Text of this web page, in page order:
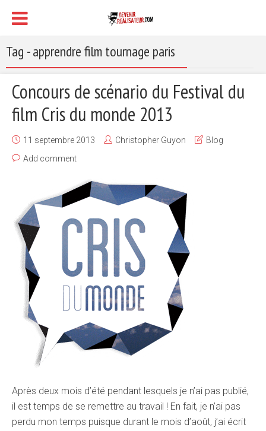
Tag - apprendre film tournage paris
Concours de scénario du Festival du
film Cris du monde 2013
11 septembre 2013 Christopher Guyon
Blog
Add comment
Après deux mois d’été pendant lesquels je n’ai pas publié,
il est temps de se remettre au travail ! En fait, je n’ai pas
perdu mon temps puisque durant le mois d’août, j’ai écrit